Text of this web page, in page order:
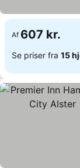
Af 607 kr.
Se priser fra 15